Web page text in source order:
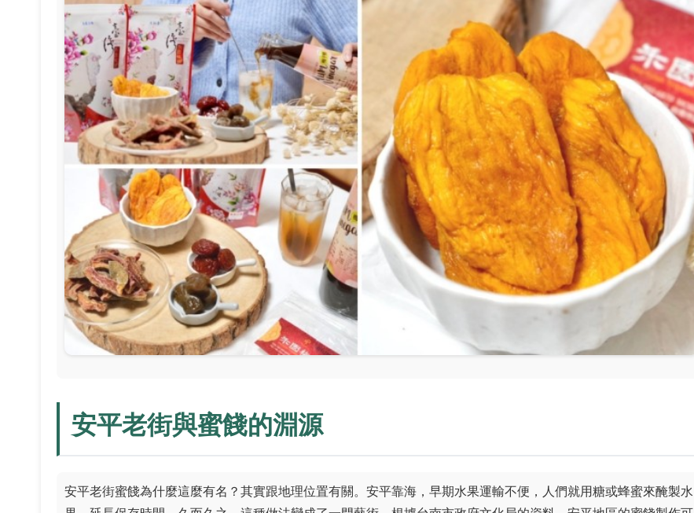
安平老街與蜜餞的淵源
安平老街蜜餞為什麼這麼有名？其實跟地理位置有關。安平靠海，早期水果運輸不便，人們就用糖或蜂蜜來醃製水